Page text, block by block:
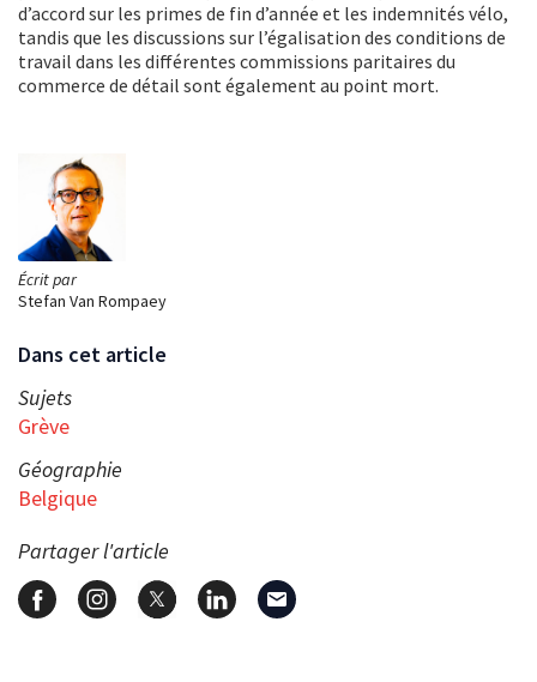
Écrit par
Stefan Van Rompaey
Dans cet article
Sujets
Grève
Géographie
Belgique
Partager l'article
d’accord sur les primes de fin d’année et les indemnités vélo,
tandis que les discussions sur l’égalisation des conditions de
travail dans les différentes commissions paritaires du
commerce de détail sont également au point mort.